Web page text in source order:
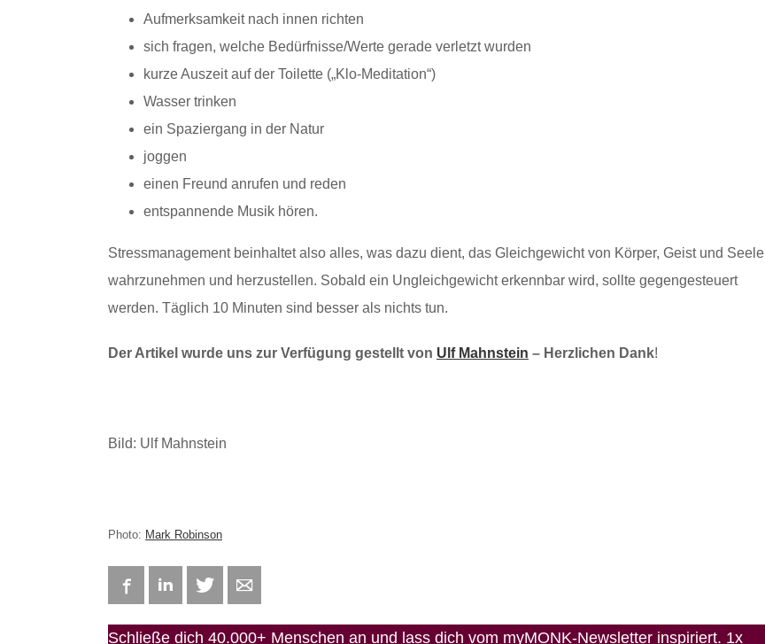
Aufmerksamkeit nach innen richten
sich fragen, welche Bedürfnisse/Werte gerade verletzt wurden
kurze Auszeit auf der Toilette („Klo-Meditation“)
Wasser trinken
ein Spaziergang in der Natur
joggen
einen Freund anrufen und reden
entspannende Musik hören.
Stressmanagement beinhaltet also alles, was dazu dient, das Gleichgewicht von Körper, Geist und Seele
wahrzunehmen und herzustellen. Sobald ein Ungleichgewicht erkennbar wird, sollte gegengesteuert
werden. Täglich 10 Minuten sind besser als nichts tun.
Der Artikel wurde uns zur Verfügung gestellt von Ulf Mahnstein – Herzlichen Dank!
Bild: Ulf Mahnstein
Photo: Mark Robinson
FacebookLinkedIn Twitter
Schließe dich 40.000+ Menschen an und lass dich vom myMONK-Newsletter inspiriert. 1x